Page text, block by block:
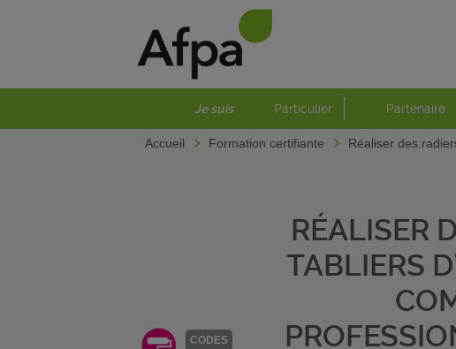
Je suis Particulier Partenaire
Accueil Formation certifiante Réaliser des
CODES
RÉALISER
TABLIERS